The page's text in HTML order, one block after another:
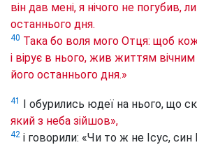
він дав мені, я нічого не погубив,
останнього дня.
40 Така бо воля мого Отця: щоб
і вірує в нього, жив життям
його останнього дня.»
41 І обурились юдеї на нього, що
який з неба зійшов»,
42 і говорили: «Чи то ж не Ісус,